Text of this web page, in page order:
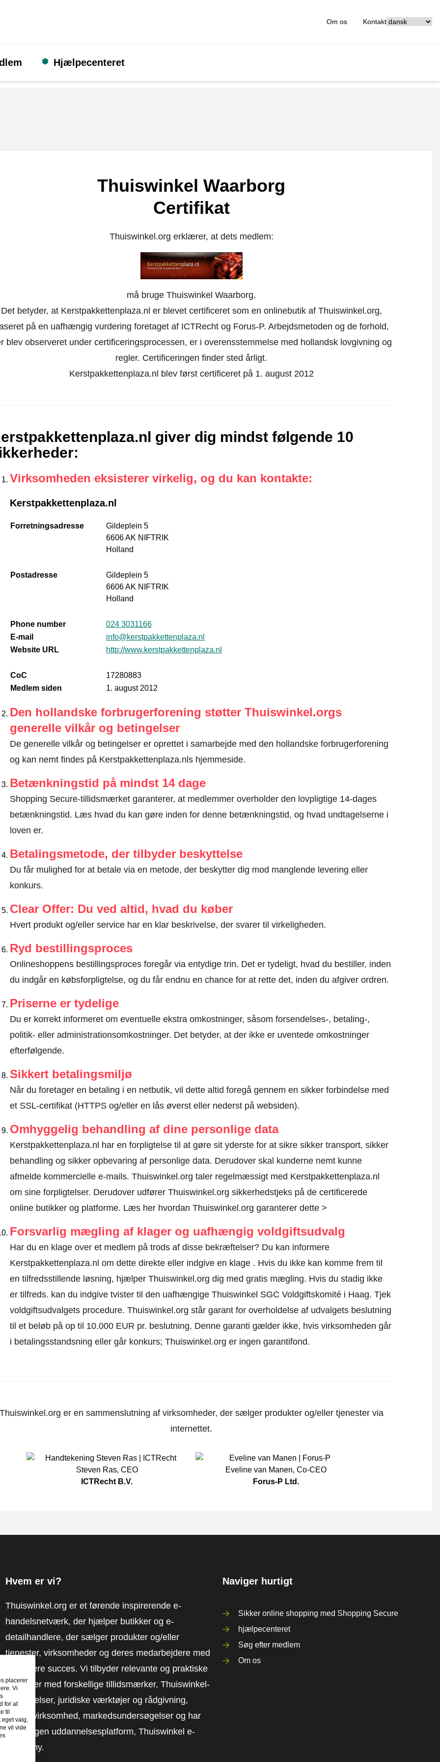
Om os Kontakt
Hjælpecenteret
Thuiswinkel Waarborg
Certifikat
Thuiswinkel.org erklærer, at dets medlem:
må bruge Thuiswinkel Waarborg.
Det betyder, at Kerstpakkettenplaza.nl er blevet certificeret som en onlinebutik af Thuiswinkel.org,
på en uafhængig vurdering foretaget af ICTRecht og Forus-P. Arbejdsmetoden og de forhold,
blev observeret under certificeringsprocessen, er i overensstemmelse med hollandsk lovgivning og
regler. Certificeringen finder sted årligt.
Kerstpakkettenplaza.nl blev først certificeret på 1. august 2012
giver dig mindst følgende 10
:
Virksomheden eksisterer virkelig, og du kan kontakte:
Kerstpakkettenplaza.nl
Forretningsadresse
Gildeplein 5
6606 AK NIFTRIK
Holland
Postadresse
Gildeplein 5
6606 AK NIFTRIK
Holland
Phone number
024 3031166
E-mail
info@kerstpakkettenplaza.nl
Website URL
http://www.kerstpakkettenplaza.nl
CoC
17280883
Medlem siden
1. august 2012
Den hollandske forbrugerforening støtter Thuiswinkel.orgs
generelle vilkår og betingelser
De generelle vilkår og betingelser er oprettet i samarbejde med den hollandske forbrugerforening
og kan nemt findes på Kerstpakkettenplaza.nls hjemmeside.
Betænkningstid på mindst 14 dage
Shopping Secure-tillidsmærket garanterer, at medlemmer overholder den lovpligtige 14-dages
betænkningstid. Læs hvad du kan gøre inden for denne betænkningstid, og hvad undtagelserne i
loven er.
Betalingsmetode, der tilbyder beskyttelse
Du får mulighed for at betale via en metode, der beskytter dig mod manglende levering eller
konkurs.
Clear Offer: Du ved altid, hvad du køber
Hvert produkt og/eller service har en klar beskrivelse, der svarer til virkeligheden.
Ryd bestillingsproces
Onlineshoppens bestillingsproces foregår via entydige trin. Det er tydeligt, hvad du bestiller, inden
du indgår en købsforpligtelse, og du får endnu en chance for at rette det, inden du afgiver ordren.
Priserne er tydelige
Du er korrekt informeret om eventuelle ekstra omkostninger, såsom forsendelses-, betaling-,
politik- eller administrationsomkostninger. Det betyder, at der ikke er uventede omkostninger
efterfølgende.
Sikkert betalingsmiljø
Når du foretager en betaling i en netbutik, vil dette altid foregå gennem en sikker forbindelse med
et SSL-certifikat (HTTPS og/eller en lås øverst eller nederst på websiden).
Omhyggelig behandling af dine personlige data
Kerstpakkettenplaza.nl har en forpligtelse til at gøre sit yderste for at sikre sikker transport, sikker
behandling og sikker opbevaring af personlige data. Derudover skal kunderne nemt kunne
afmelde kommercielle e-mails. Thuiswinkel.org taler regelmæssigt med Kerstpakkettenplaza.nl
om sine forpligtelser. Derudover udfører Thuiswinkel.org sikkerhedstjeks på de certificerede
online butikker og platforme. Læs her hvordan Thuiswinkel.org garanterer dette >
Forsvarlig mægling af klager og uafhængig voldgiftsudvalg
Har du en klage over et medlem på trods af disse bekræftelser? Du kan informere
Kerstpakkettenplaza.nl om dette direkte ellerindgive en klage. Hvis du ikke kan komme frem til
en tilfredsstillende løsning, hjælper Thuiswinkel.org dig med gratis mægling. Hvis du stadig ikke
er tilfreds. kan du indgive tvister til den uafhængige Thuiswinkel SGC Voldgiftskomité i Haag. Tjek
voldgiftsudvalgets procedure. Thuiswinkel.org står garant for overholdelse af udvalgets beslutning
til et beløb på op til 10.000 EUR pr. beslutning. Denne garanti gælder ikke, hvis virksomheden går
i betalingsstandsning eller går konkurs; Thuiswinkel.org er ingen garantifond.
er en sammenslutning af virksomheder, der sælger produkter og/eller tjenester via
internettet.
Steven Ras, CEO
ICTRecht B.V.
Eveline van Manen, Co-CEO
Forus-P Ltd.
Hvem er vi?
Thuiswinkel.org er et førende inspirerende e-
handelsnetværk, der hjælper butikker og e-
detailhandlere, der sælger produkter og/eller
tjenester, virksomheder og deres medarbejdere med
at få mere succes. Vi tilbyder relevante og praktiske
løsninger med forskellige tillidsmærker, Thuiswinkel-
anmeldelser, juridiske værktøjer og rådgivning,
fortalervirksomhed, markedsundersøgelser og har
vores egen uddannelsesplatform, Thuiswinkel e-
Academy.
Naviger hurtigt
Sikker online shopping med Shopping Secure
hjælpecenteret
Søg efter medlem
Om os
placerer
Vi
for at
til
eget valg,
vil vide